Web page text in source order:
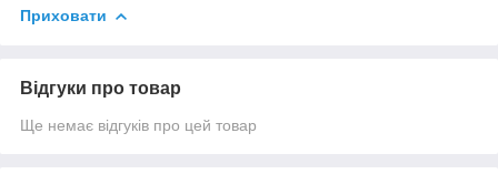
Приховати
Відгуки про товар
Ще немає відгуків про цей товар